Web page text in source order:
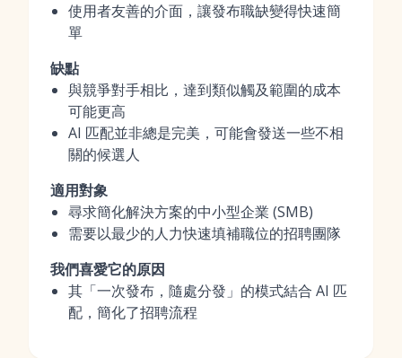
使用者友善的介面，讓發布職缺變得快速簡
單
缺點
與競爭對手相比，達到類似觸及範圍的成本
可能更高
AI 匹配並非總是完美，可能會發送一些不相
關的候選人
適用對象
尋求簡化解決方案的中小型企業 (SMB)
需要以最少的人力快速填補職位的招聘團隊
我們喜愛它的原因
其「一次發布，隨處分發」的模式結合 AI 匹
配，簡化了招聘流程